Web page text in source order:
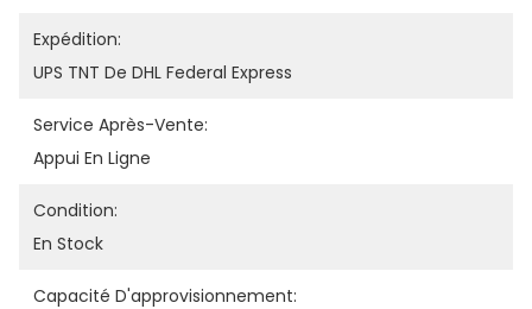
Expédition:
UPS TNT De DHL Federal Express
Service Après-Vente:
Appui En Ligne
Condition:
En Stock
Capacité D'approvisionnement: